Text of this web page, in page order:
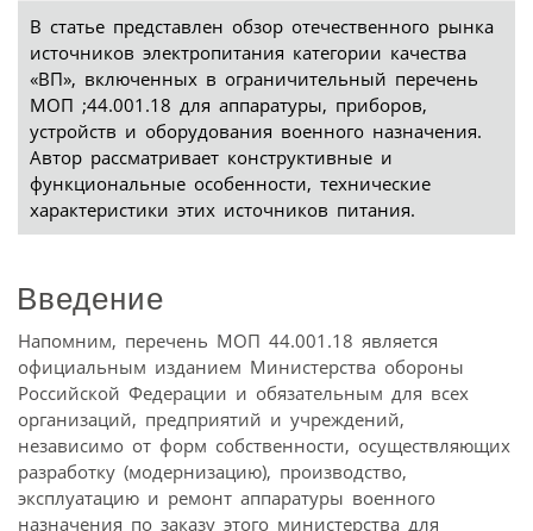
В статье представлен обзор отечественного рынка
источников электропитания категории качества
«ВП», включенных в ограничительный перечень
МОП ;44.001.18 для аппаратуры, приборов,
устройств и оборудования военного назначения.
Автор рассматривает конструктивные и
функциональные особенности, технические
характеристики этих источников питания.
Введение
Напомним, перечень МОП 44.001.18 является
официальным изданием Министерства обороны
Российской Федерации и обязательным для всех
организаций, предприятий и учреждений,
независимо от форм собственности, осуществляющих
разработку (модернизацию), производство,
эксплуатацию и ремонт аппаратуры военного
назначения по заказу этого министерства для